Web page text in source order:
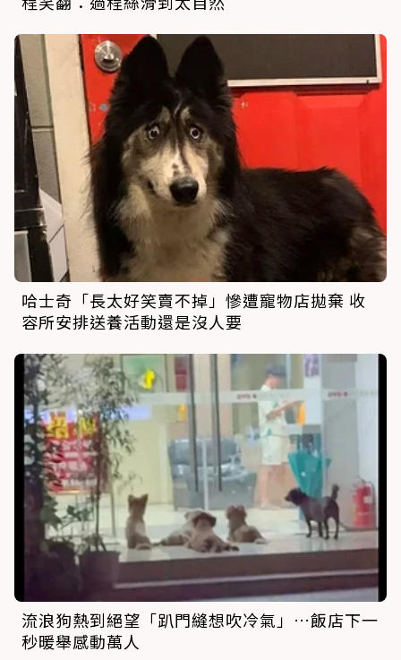
哈士奇「長太好笑賣不掉」慘遭寵物店拋棄 收
容所安排送養活動還是沒人要
流浪狗熱到絕望「趴門縫想吹冷氣」…飯店下一
秒暖舉感動萬人